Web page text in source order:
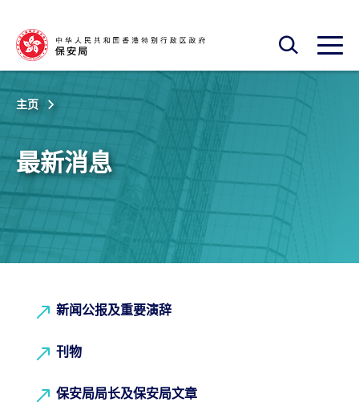
开启搜寻框
开启
主页
最新消息
新闻公报及重要演辞
刊物
保安局局长及保安局文章